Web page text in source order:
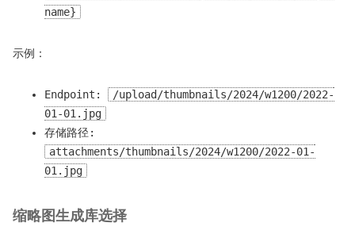
name}
示例：
Endpoint:
/upload/thumbnails/2024/w1200/2022-
01-01.jpg
存储路径:
attachments/thumbnails/2024/w1200/2022-01-
01.jpg
缩略图生成库选择